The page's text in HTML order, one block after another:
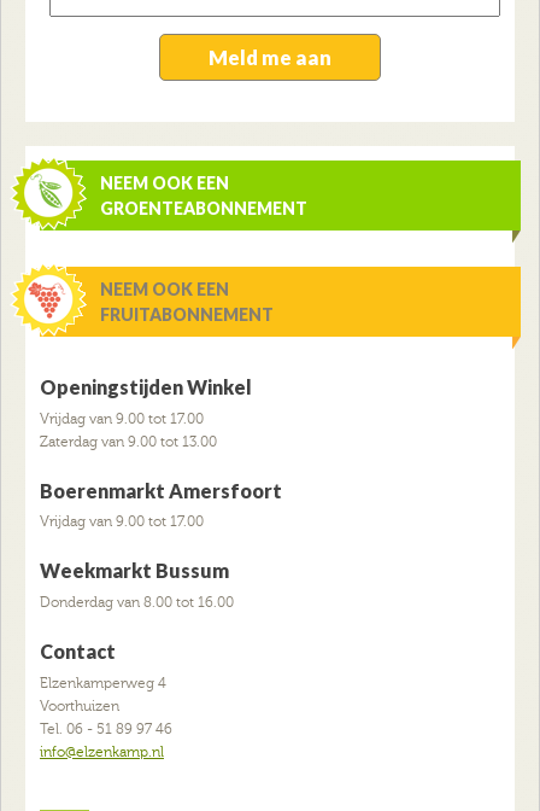
NEEM OOK EEN
GROENTEABONNEMENT
NEEM OOK EEN
FRUITABONNEMENT
Openingstijden Winkel
Vrijdag van 9.00 tot 17.00
Zaterdag van 9.00 tot 13.00
Boerenmarkt Amersfoort
Vrijdag van 9.00 tot 17.00
Weekmarkt Bussum
Donderdag van 8.00 tot 16.00
Contact
Elzenkamperweg 4
Voorthuizen
Tel. 06 - 51 89 97 46
info@elzenkamp.nl